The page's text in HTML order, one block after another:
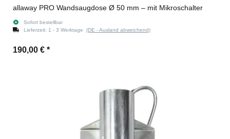
allaway PRO Wandsaugdose Ø 50 mm – mit Mikroschalter
Sofort bestellbar
Lieferzeit: 1 - 3 Werktage (DE - Ausland abweichend)
190,00 € *